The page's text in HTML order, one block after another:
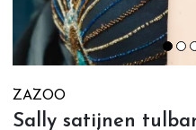
ZAZOO
Sally satijnen